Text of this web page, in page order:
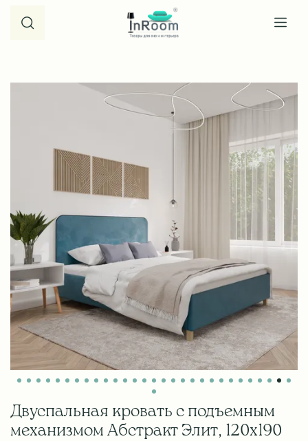
Двуспальная кровать с подъемным
механизмом Абстракт Элит, 120х190